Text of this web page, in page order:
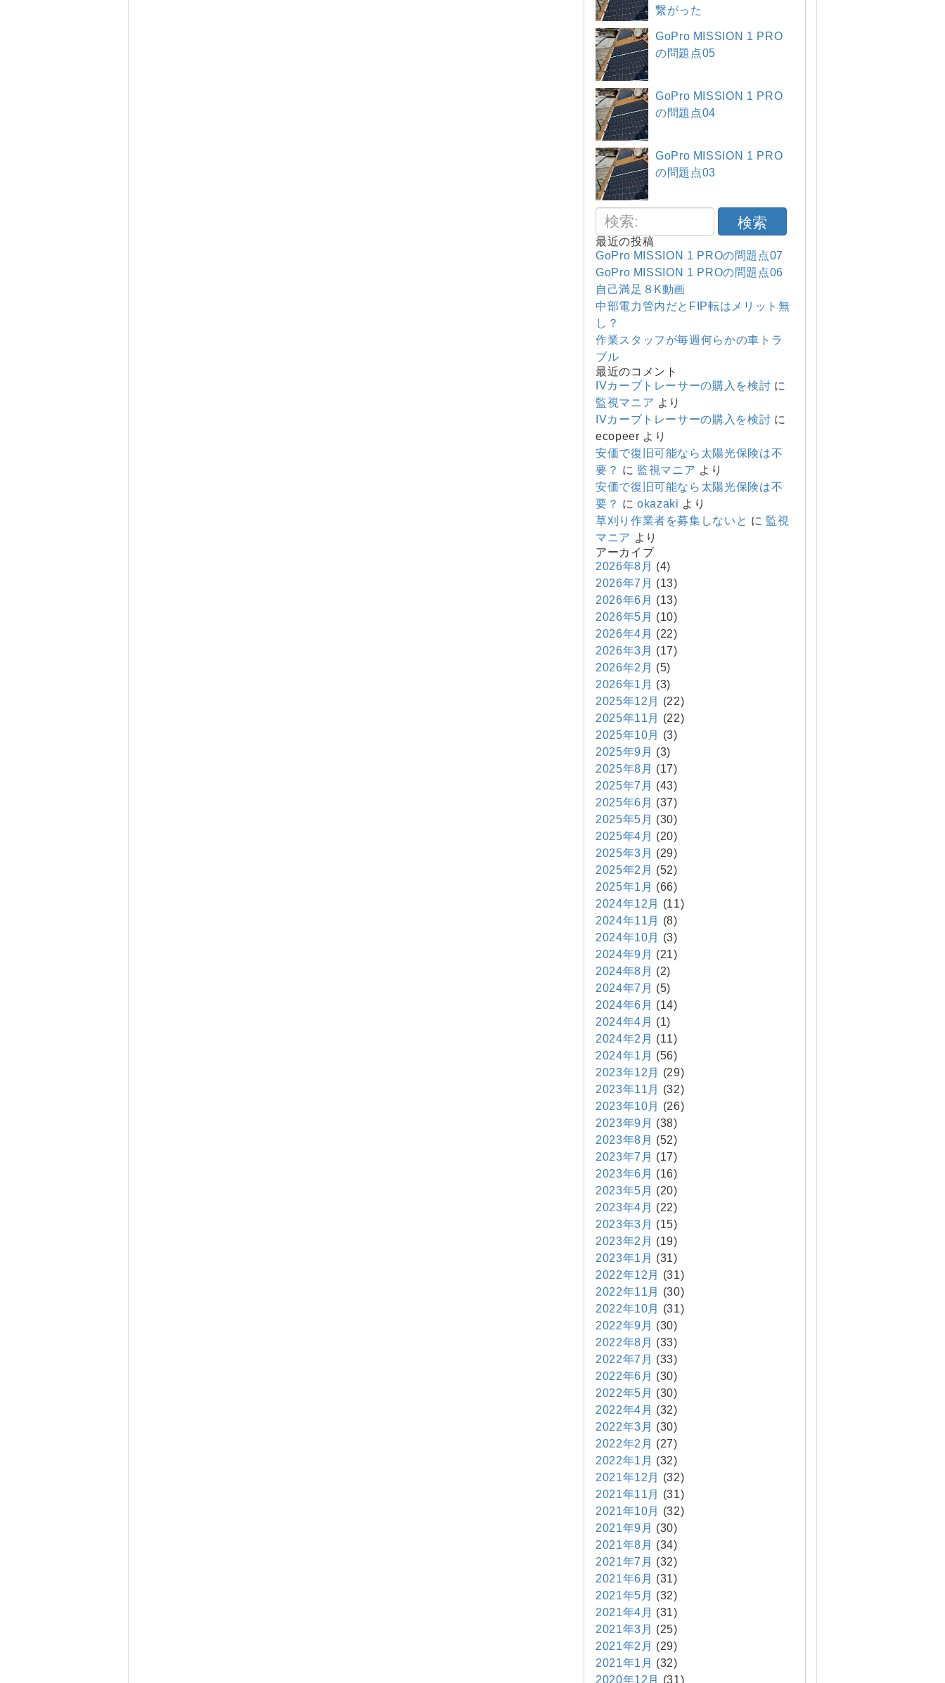
繋がった
GoPro MISSION 1 PRO
の問題点05
GoPro MISSION 1 PRO
の問題点04
GoPro MISSION 1 PRO
の問題点03
検索
最近の投稿
GoPro MISSION 1 PROの問題点07
GoPro MISSION 1 PROの問題点06
自己満足８K動画
中部電力管内だとFIP転はメリット無
し？
作業スタッフが毎週何らかの車トラ
ブル
最近のコメント
IVカーブトレーサーの購入を検討 に
監視マニア より
IVカーブトレーサーの購入を検討 に
ecopeer より
安価で復旧可能なら太陽光保険は不
要？ に 監視マニア より
安価で復旧可能なら太陽光保険は不
要？ にokazaki より
草刈り作業者を募集しないと に 監視
マニア より
アーカイブ
2026年8月 (4)
2026年7月 (13)
2026年6月 (13)
2026年5月 (10)
2026年4月 (22)
2026年3月 (17)
2026年2月 (5)
2026年1月 (3)
2025年12月
(22)
2025年11月
(22)
2025年10月
(3)
2025年9月 (3)
2025年8月 (17)
2025年7月 (43)
2025年6月 (37)
2025年5月 (30)
2025年4月 (20)
2025年3月 (29)
2025年2月 (52)
2025年1月 (66)
2024年12月
(11)
2024年11月
(8)
2024年10月
(3)
2024年9月 (21)
2024年8月 (2)
2024年7月 (5)
2024年6月 (14)
2024年4月 (1)
2024年2月 (11)
2024年1月 (56)
2023年12月
(29)
2023年11月
(32)
2023年10月
(26)
2023年9月 (38)
2023年8月 (52)
2023年7月 (17)
2023年6月 (16)
2023年5月 (20)
2023年4月 (22)
2023年3月 (15)
2023年2月 (19)
2023年1月 (31)
2022年12月
(31)
2022年11月
(30)
2022年10月
(31)
2022年9月 (30)
2022年8月 (33)
2022年7月 (33)
2022年6月 (30)
2022年5月 (30)
2022年4月 (32)
2022年3月 (30)
2022年2月 (27)
2022年1月 (32)
2021年12月
(32)
2021年11月
(31)
2021年10月
(32)
2021年9月 (30)
2021年8月 (34)
2021年7月 (32)
2021年6月 (31)
2021年5月 (32)
2021年4月 (31)
2021年3月 (25)
2021年2月 (29)
2021年1月 (32)
2020年12月
(31)